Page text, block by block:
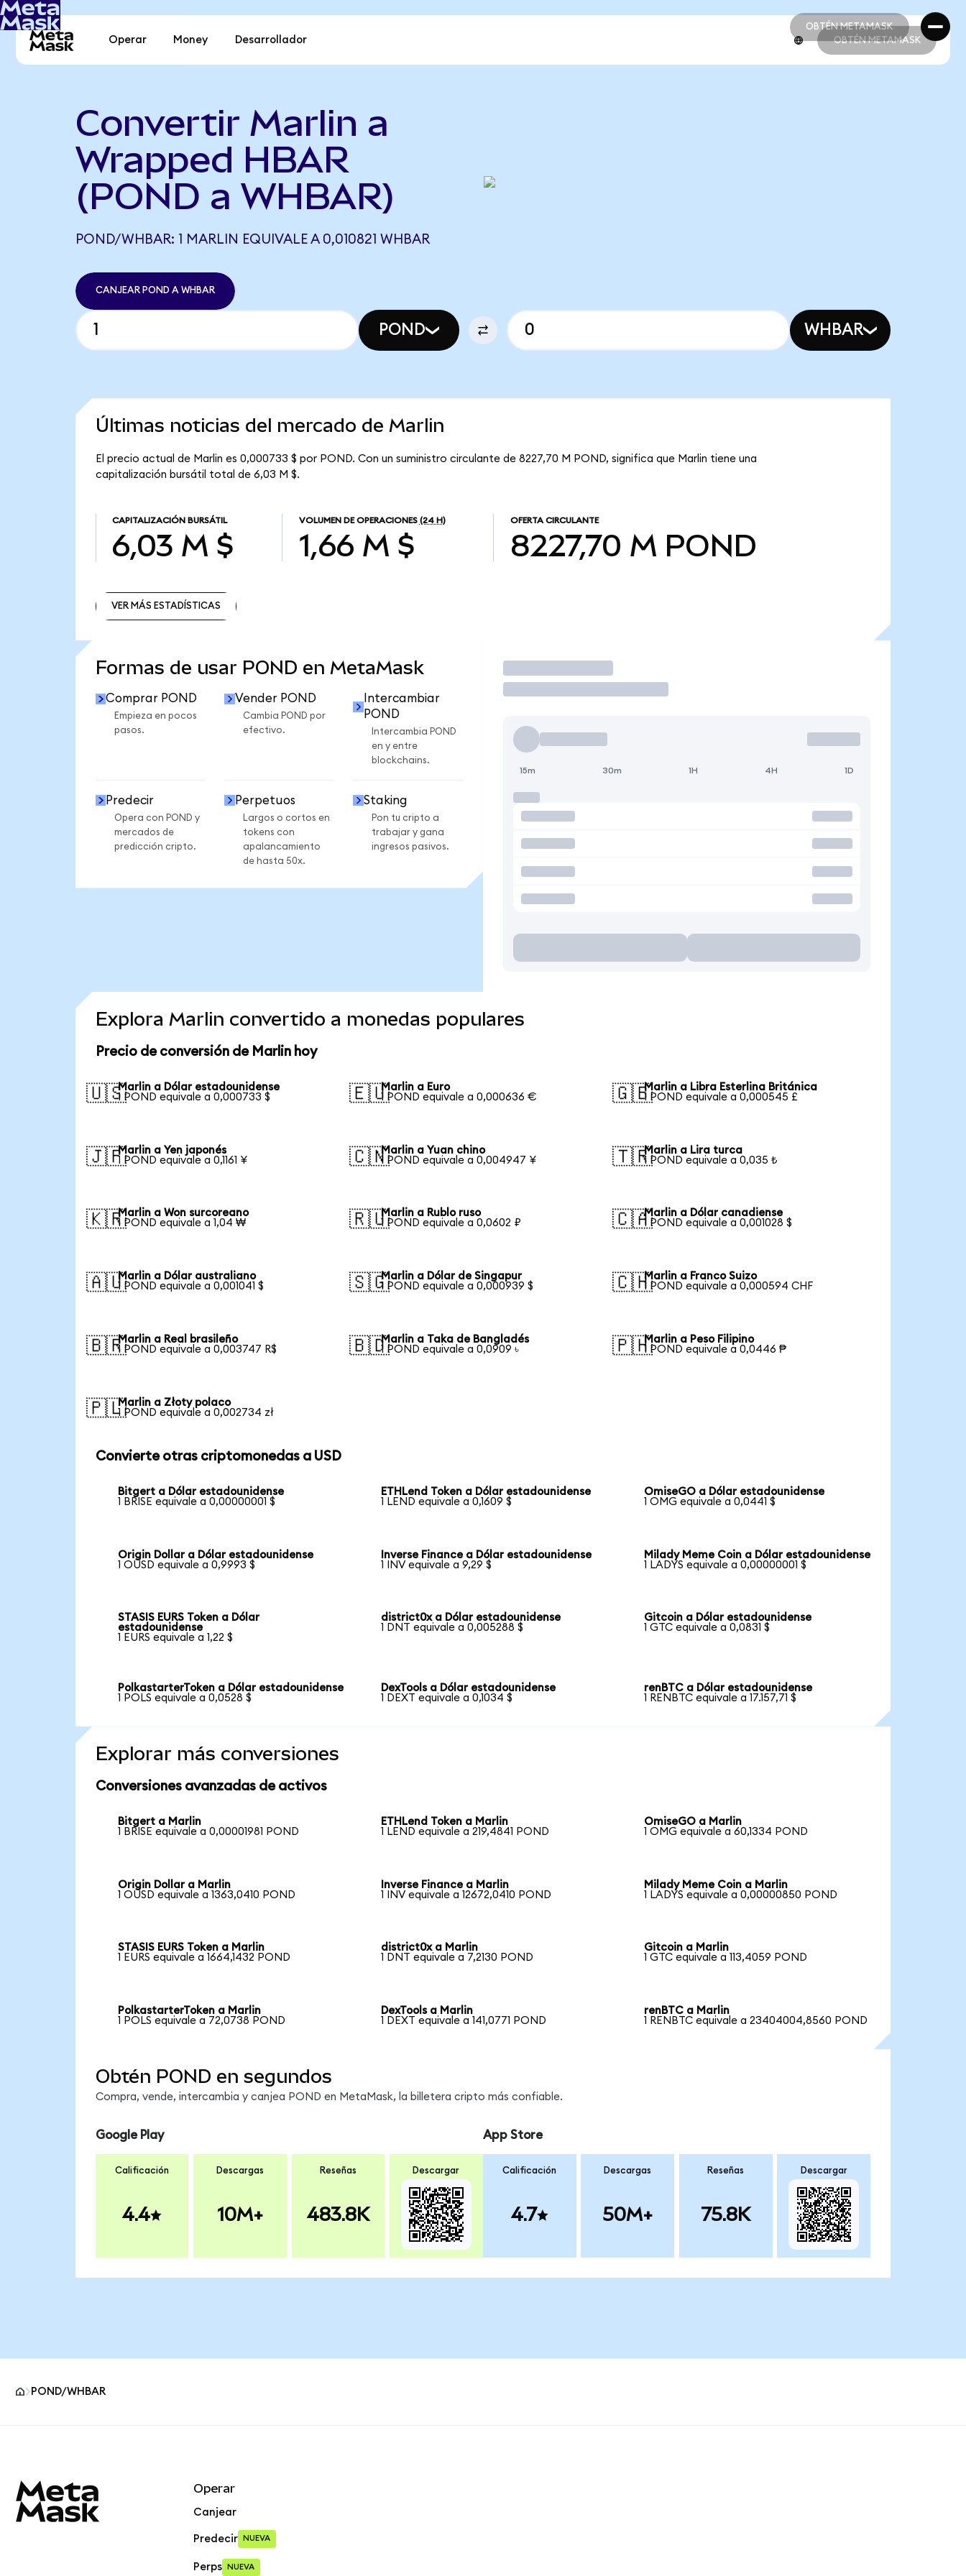
OBTÉN METAMASK
OBTÉN METAMASK
Operar Money Desarrollador OBTÉN METAMASK
Convertir Marlin a
Wrapped HBAR
(POND a WHBAR)
POND/WHBAR: 1 MARLIN EQUIVALE A 0,010821 WHBAR
CANJEAR POND A WHBAR
POND WHBAR
Últimas noticias del mercado de Marlin
El precio actual de Marlin es 0,000733 $ por POND. Con un suministro circulante de 8227,70 M POND, significa que Marlin tiene una
capitalización bursátil total de 6,03 M $.
CAPITALIZACIÓN BURSÁTIL
6,03 M $
VOLUMEN DE OPERACIONES (24 H)
1,66 M $
OFERTA CIRCULANTE
8227,70 M POND
VER MÁS ESTADÍSTICAS
Formas de usar POND en MetaMask
Comprar POND
Empieza en pocos
pasos.
Vender POND
Cambia POND por
efectivo.
Intercambiar
POND
Intercambia POND
en y entre
blockchains.
Predecir
Opera con POND y
mercados de
predicción cripto.
Perpetuos
Largos o cortos en
tokens con
apalancamiento
de hasta 50x.
Staking
Pon tu cripto a
trabajar y gana
ingresos pasivos.
Operar
15m 30m 1H 4H 1D
Explora Marlin convertido a monedas populares
Precio de conversión de Marlin hoy
🇺🇸Marlin a Dólar estadounidense
1 POND equivale a 0,000733 $
🇪🇺Marlin a Euro
1 POND equivale a 0,000636 €
🇬🇧Marlin a Libra Esterlina Británica
1 POND equivale a 0,000545 £
🇯🇵Marlin a Yen japonés
1 POND equivale a 0,1161 ¥
🇨🇳Marlin a Yuan chino
1 POND equivale a 0,004947 ¥
🇹🇷Marlin a Lira turca
1 POND equivale a 0,035 ₺
🇰🇷Marlin a Won surcoreano
1 POND equivale a 1,04 ₩
🇷🇺Marlin a Rublo ruso
1 POND equivale a 0,0602 ₽
🇨🇦Marlin a Dólar canadiense
1 POND equivale a 0,001028 $
🇦🇺Marlin a Dólar australiano
1 POND equivale a 0,001041 $
🇸🇬Marlin a Dólar de Singapur
1 POND equivale a 0,000939 $
🇨🇭Marlin a Franco Suizo
1 POND equivale a 0,000594 CHF
🇧🇷Marlin a Real brasileño
1 POND equivale a 0,003747 R$
🇧🇩Marlin a Taka de Bangladés
1 POND equivale a 0,0909 ৳
🇵🇭Marlin a Peso Filipino
1 POND equivale a 0,0446 ₱
🇵🇱Marlin a Złoty polaco
1 POND equivale a 0,002734 zł
Convierte otras criptomonedas a USD
Bitgert a Dólar estadounidense
1 BRISE equivale a 0,00000001 $
ETHLend Token a Dólar estadounidense
1 LEND equivale a 0,1609 $
OmiseGO a Dólar estadounidense
1 OMG equivale a 0,0441 $
Origin Dollar a Dólar estadounidense
1 OUSD equivale a 0,9993 $
Inverse Finance a Dólar estadounidense
1 INV equivale a 9,29 $
Milady Meme Coin a Dólar estadounidense
1 LADYS equivale a 0,00000001 $
STASIS EURS Token a Dólar
estadounidense
1 EURS equivale a 1,22 $
district0x a Dólar estadounidense
1 DNT equivale a 0,005288 $
Gitcoin a Dólar estadounidense
1 GTC equivale a 0,0831 $
PolkastarterToken a Dólar estadounidense
1 POLS equivale a 0,0528 $
DexTools a Dólar estadounidense
1 DEXT equivale a 0,1034 $
renBTC a Dólar estadounidense
1 RENBTC equivale a 17.157,71 $
Explorar más conversiones
Conversiones avanzadas de activos
Bitgert a Marlin
1 BRISE equivale a 0,00001981 POND
ETHLend Token a Marlin
1 LEND equivale a 219,4841 POND
OmiseGO a Marlin
1 OMG equivale a 60,1334 POND
Origin Dollar a Marlin
1 OUSD equivale a 1363,0410 POND
Inverse Finance a Marlin
1 INV equivale a 12672,0410 POND
Milady Meme Coin a Marlin
1 LADYS equivale a 0,00000850 POND
STASIS EURS Token a Marlin
1 EURS equivale a 1664,1432 POND
district0x a Marlin
1 DNT equivale a 7,2130 POND
Gitcoin a Marlin
1 GTC equivale a 113,4059 POND
PolkastarterToken a Marlin
1 POLS equivale a 72,0738 POND
DexTools a Marlin
1 DEXT equivale a 141,0771 POND
renBTC a Marlin
1 RENBTC equivale a 23404004,8560 POND
Obtén POND en segundos
Compra, vende, intercambia y canjea POND en MetaMask, la billetera cripto más confiable.
Google Play
Calificación
4.4
Descargas
10M+
Reseñas
483.8K
Descargar
App Store
Calificación
4.7
Descargas
50M+
Reseñas
75.8K
Descargar
POND/WHBAR
Operar
Canjear
Predecir NUEVA
Perps NUEVA